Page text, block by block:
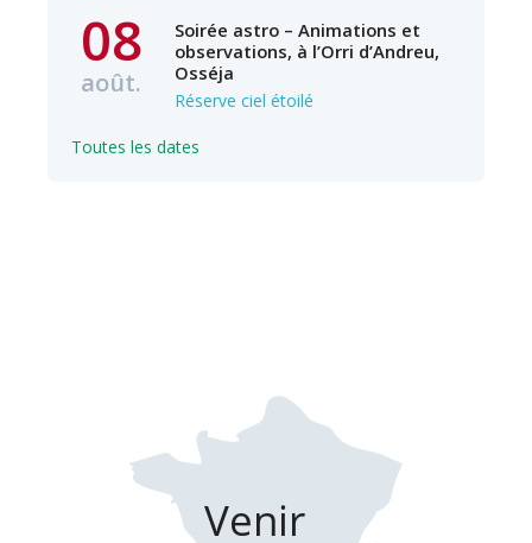
08
août.
Soirée astro – Animations et
observations, à l’Orri d’Andreu,
Osséja
Réserve ciel étoilé
Toutes les dates